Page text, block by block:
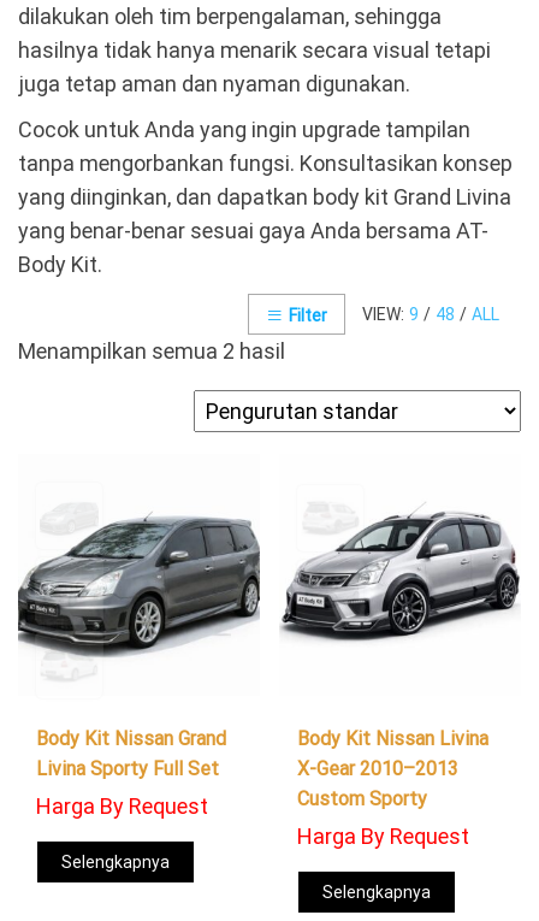
dilakukan oleh tim berpengalaman, sehingga
hasilnya tidak hanya menarik secara visual tetapi
juga tetap aman dan nyaman digunakan.
Cocok untuk Anda yang ingin upgrade tampilan
tanpa mengorbankan fungsi. Konsultasikan konsep
yang diinginkan, dan dapatkan body kit Grand Livina
yang benar-benar sesuai gaya Anda bersama AT-
Body Kit.
VIEW: 9 / 48 / ALL
Filter
Menampilkan semua 2 hasil
Body Kit Nissan Grand
Livina Sporty Full Set
Harga By Request
Selengkapnya
Body Kit Nissan Livina
X-Gear 2010–2013
Custom Sporty
Harga By Request
Selengkapnya